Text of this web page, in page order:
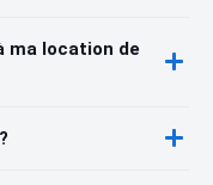
ma location de